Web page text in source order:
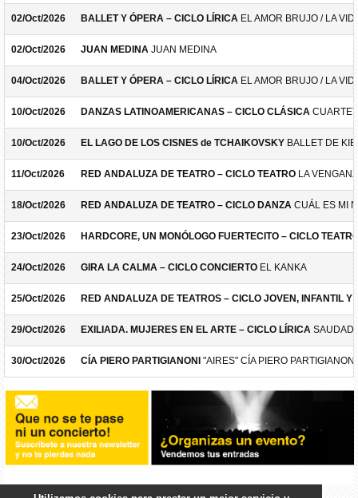
02/Oct/2026 BALLET Y ÓPERA – CICLO LÍRICA EL AMOR BRUJO / LA
02/Oct/2026 JUAN MEDINA JUAN MEDINA
04/Oct/2026 BALLET Y ÓPERA – CICLO LÍRICA EL AMOR BRUJO / LA
10/Oct/2026 DANZAS LATINOAMERICANAS – CICLO CLÁSICA
10/Oct/2026 EL LAGO DE LOS CISNES de TCHAIKOVSKY BALLET DE
11/Oct/2026 RED ANDALUZA DE TEATRO – CICLO TEATRO LA
18/Oct/2026 RED ANDALUZA DE TEATRO – CICLO DANZA CUÁL ES MI
23/Oct/2026 HARDCORE, UN MONÓLOGO FUERTECITO – CICLO
24/Oct/2026 GIRA LA CALMA – CICLO CONCIERTO EL KANKA
25/Oct/2026 RED ANDALUZA DE TEATROS – CICLO JOVEN, INFANTIL Y
29/Oct/2026 EXILIADA. MUJERES EN EL ARTE – CICLO LÍRICA
30/Oct/2026 CÍA PIERO PARTIGIANONI "AIRES" CÍA PIERO PARTIGIANONI